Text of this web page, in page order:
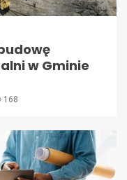
w Gminie
168